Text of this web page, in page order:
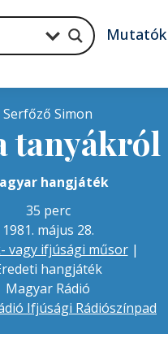
Mutatók
Serfőző Simon
tanyákról
hangjáték
35 perc
1981. május 28.
vagy ifjúsági műsor|
hangjáték
Magyar Rádió
Ifjúsági Rádiószínpad